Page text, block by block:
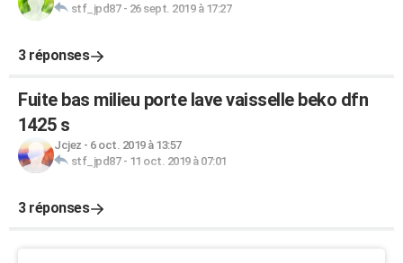
stf_jpd87- 26 sept. 2019 à 17:27
3 réponses
Fuite bas milieu porte lave vaisselle beko dfn
1425 s
Jcjez - 6 oct. 2019 à 13:57
stf_jpd87- 11 oct. 2019 à 07:01
3 réponses